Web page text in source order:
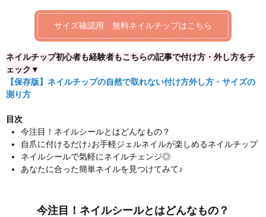
サイズ確認用 無料ネイルチップはこちら
ネイルチップ初心者も経験者もこちらの記事で付け方・外し方をチ
ェック▼
【保存版】ネイルチップの自然で取れない付け方外し方・サイズの
測り方
目次
今注目！ネイルシールとはどんなもの？
自爪に付けるだけ♪お手軽ジェルネイルが楽しめるネイルチップ
ネイルシールで気軽にネイルチェンジ◎
あなたに合った簡単ネイルを見つけてみて♪
今注目！ネイルシールとはどんなもの？